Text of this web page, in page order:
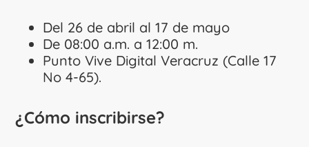
Del 26 de abril al 17 de mayo
De 08:00 a.m. a 12:00 m.
Punto Vive Digital Veracruz (Calle 17
No 4-65).
¿Cómo inscribirse?